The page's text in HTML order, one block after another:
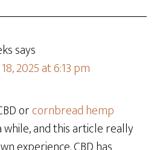
says
2025 at 6:13 pm
orcornbread hemp
while, and this article really